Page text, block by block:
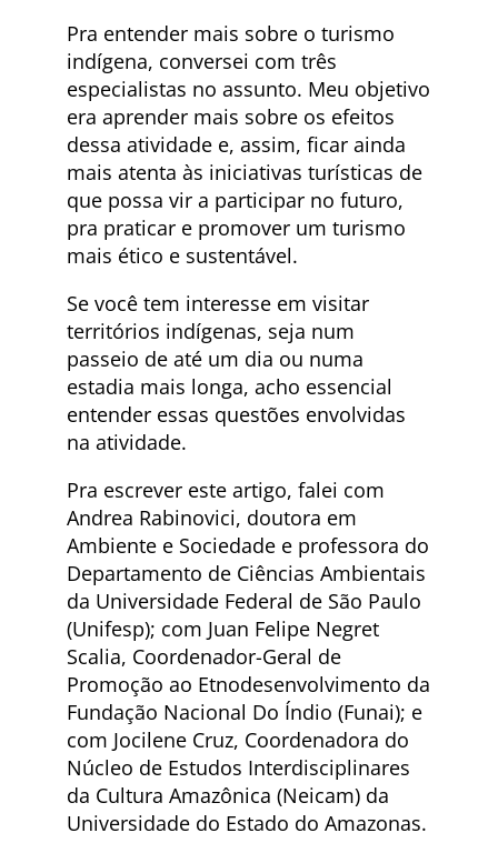
Pra entender mais sobre o turismo
indígena, conversei com três
especialistas no assunto. Meu objetivo
era aprender mais sobre os efeitos
dessa atividade e, assim, ficar ainda
mais atenta às iniciativas turísticas de
que possa vir a participar no futuro,
pra praticar e promover um turismo
mais ético e sustentável.
Se você tem interesse em visitar
territórios indígenas, seja num
passeio de até um dia ou numa
estadia mais longa, acho essencial
entender essas questões envolvidas
na atividade.
Pra escrever este artigo, falei com
Andrea Rabinovici, doutora em
Ambiente e Sociedade e professora do
Departamento de Ciências Ambientais
da Universidade Federal de São Paulo
(Unifesp); com Juan Felipe Negret
Scalia, Coordenador-Geral de
Promoção ao Etnodesenvolvimento da
Fundação Nacional Do Índio (Funai); e
com Jocilene Cruz, Coordenadora do
Núcleo de Estudos Interdisciplinares
da Cultura Amazônica (Neicam) da
Universidade do Estado do Amazonas.